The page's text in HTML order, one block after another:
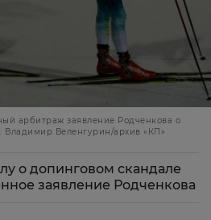
арбитраж заявление Родченкова о
Владимир Веленгурин/архив «КП»
о допинговом скандале
заявление Родченкова